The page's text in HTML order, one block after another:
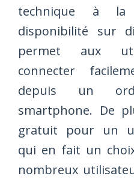
technique à la
disponibilité sur
permet aux
connecter
depuis un
smartphone. De
gratuit pour un
qui en fait un
nombreux